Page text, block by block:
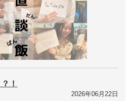
！
2026年06月22日